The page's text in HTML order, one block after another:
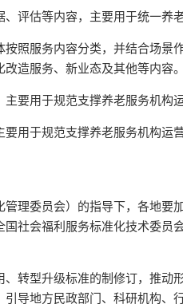
评估等内容，主要用于统一养
照服务内容分类，并结合场
造服务、新业态及其他等内容。
要用于规范支撑养老服务机构
用于规范支撑养老服务机构运
理委员会）的指导下，各地
社会福利服务标准化技术委
转型升级标准的制修订，推
导地方民政部门、科研机构